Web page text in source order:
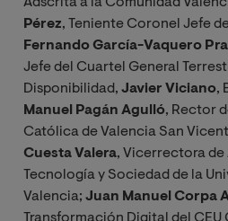
Pérez, Teniente Coronel Jefe
Fernando García-Vaquero
Jefe del Cuartel General
Disponibilidad, Javier Viciano,
Manuel Pagán Agulló, Rector
Católica de Valencia San
Cuesta Valera, Vicerrectora de
Tecnología y Sociedad de la
Valencia; Juan Manuel Corpa
Transformación Digital del CEU